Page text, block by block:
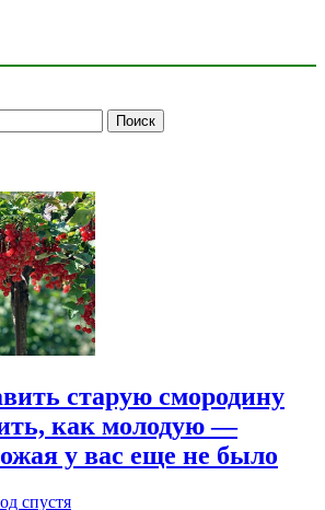
старую смородину
как молодую —
у вас еще не было
спустя